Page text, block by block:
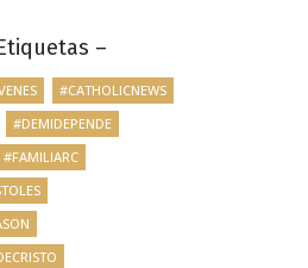
–
#CATHOLICNEWS
#DEMIDEPENDE
#FAMILIARC